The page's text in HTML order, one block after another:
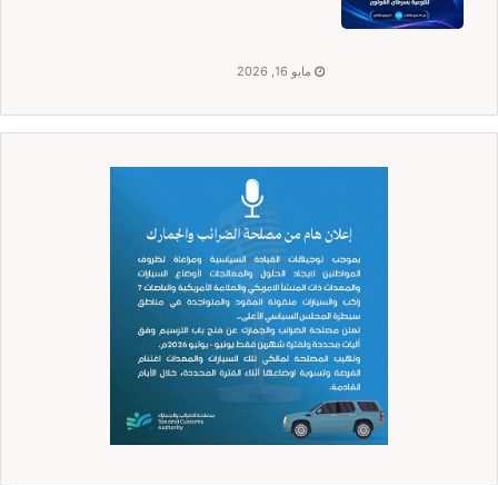
مايو 16, 2026